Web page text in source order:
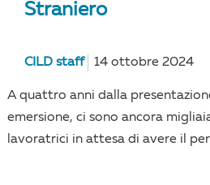
Straniero
CILD staff 14 ottobre 2024
A quattro anni dalla
emersione, ci sono ancora
lavoratrici in attesa di avere il